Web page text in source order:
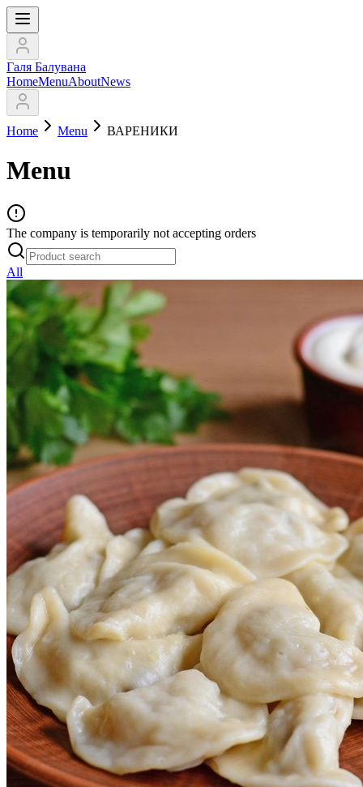
Галя Балувана
HomeMenuAboutNews
Home Menu ВАРЕНИКИ
Menu
The company is temporarily not accepting orders
All